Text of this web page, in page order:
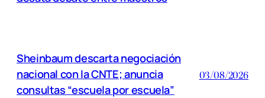
Sheinbaum descarta negociación
nacional con la CNTE; anuncia
consultas “escuela por escuela”
03/08/2026